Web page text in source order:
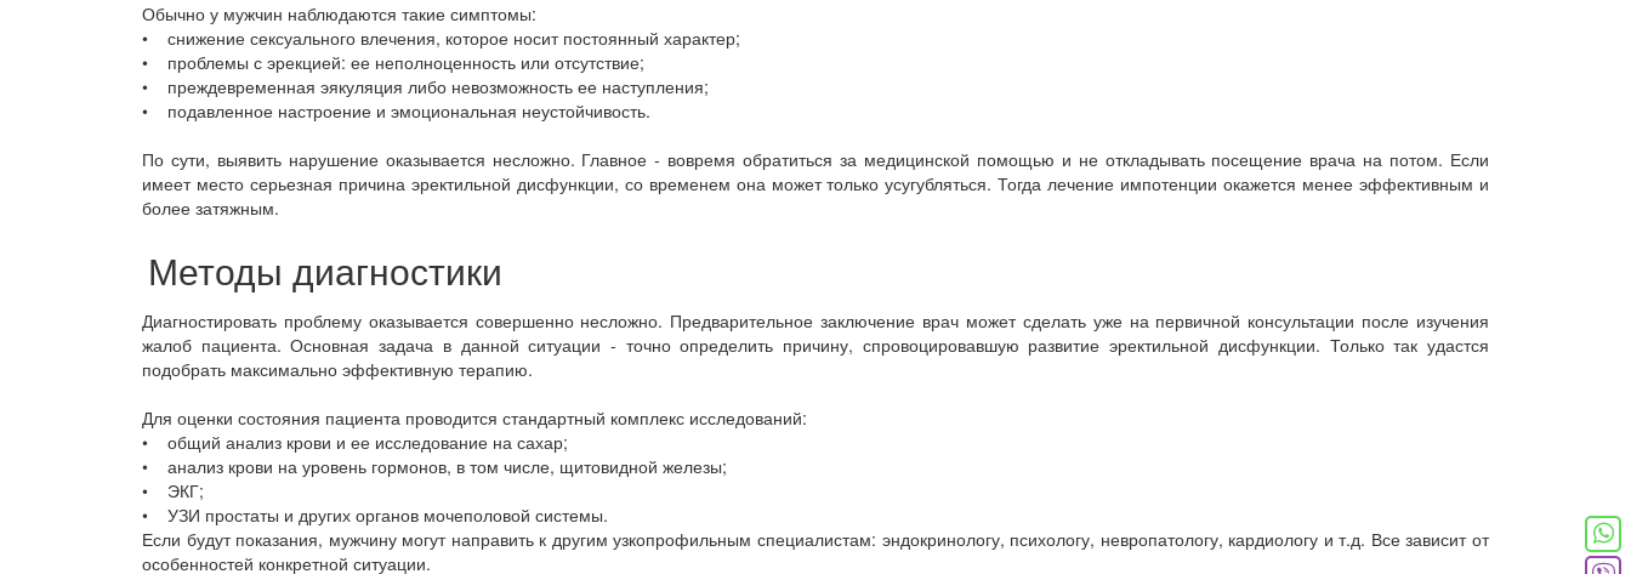
Обычно у мужчин наблюдаются такие симптомы:
• снижение сексуального влечения, которое носит постоянный характер;
• проблемы с эрекцией: ее неполноценность или отсутствие;
• преждевременная эякуляция либо невозможность ее наступления;
• подавленное настроение и эмоциональная неустойчивость.
По сути, выявить нарушение оказывается несложно. Главное - вовремя обратиться за медицинской помощью и не откладывать посещение врача на потом. Если
имеет место серьезная причина эректильной дисфункции, со временем она может только усугубляться. Тогда лечение импотенции окажется менее эффективным и
более затяжным.
Методы диагностики
Диагностировать проблему оказывается совершенно несложно. Предварительное заключение врач может сделать уже на первичной консультации после изучения
жалоб пациента. Основная задача в данной ситуации - точно определить причину, спровоцировавшую развитие эректильной дисфункции. Только так удастся
подобрать максимально эффективную терапию.
Для оценки состояния пациента проводится стандартный комплекс исследований:
• общий анализ крови и ее исследование на сахар;
• анализ крови на уровень гормонов, в том числе, щитовидной железы;
• ЭКГ;
• УЗИ простаты и других органов мочеполовой системы.
Если будут показания, мужчину могут направить к другим узкопрофильным специалистам: эндокринологу, психологу, невропатологу, кардиологу и т.д. Все зависит от
особенностей конкретной ситуации.